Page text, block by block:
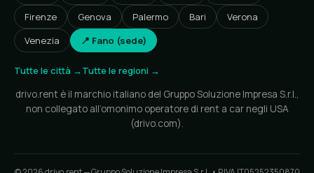
Firenze
Genova Palermo Bari
Verona
Venezia
📍 Fano (sede)
Tutte le città →Tutte le regioni →
drivo.rent è il marchio italiano del Gruppo Soluzione Impresa S.r.l.,
non collegato all’omonimo operatore di rent a car negli USA
(drivo.com).